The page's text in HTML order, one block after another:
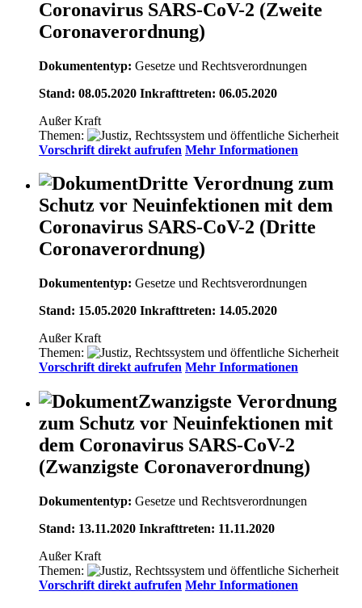
Coronavirus SARS-CoV-2 (Zweite
Coronaverordnung)
Dokumententyp: Gesetze und Rechtsverordnungen
Stand: 08.05.2020 Inkrafttreten: 06.05.2020
Außer Kraft
Themen:
Vorschrift direkt aufrufen Mehr Informationen
Dritte Verordnung zum
Schutz vor Neuinfektionen mit dem
Coronavirus SARS-CoV-2 (Dritte
Coronaverordnung)
Dokumententyp: Gesetze und Rechtsverordnungen
Stand: 15.05.2020 Inkrafttreten: 14.05.2020
Außer Kraft
Themen:
Vorschrift direkt aufrufen Mehr Informationen
Zwanzigste Verordnung
zum Schutz vor Neuinfektionen mit
dem Coronavirus SARS-CoV-2
(Zwanzigste Coronaverordnung)
Dokumententyp: Gesetze und Rechtsverordnungen
Stand: 13.11.2020 Inkrafttreten: 11.11.2020
Außer Kraft
Themen:
Vorschrift direkt aufrufen Mehr Informationen